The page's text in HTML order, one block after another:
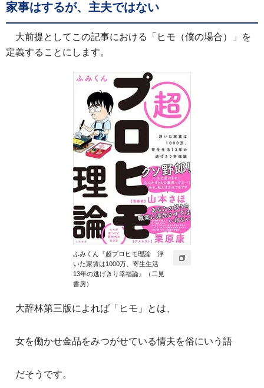
家事はするが、主夫ではない
大前提としてこの記事における「ヒモ（僕の場合）」を
定義することにします。
ふみくん『超プロヒモ理論 浮
いた家賃は1000万、寄生生活
13年の逃げきり幸福論』（二見
書房）
大辞林第三版によれば「ヒモ」とは、
女を働かせ金品をみつがせている情夫を俗にいう語
だそうです。